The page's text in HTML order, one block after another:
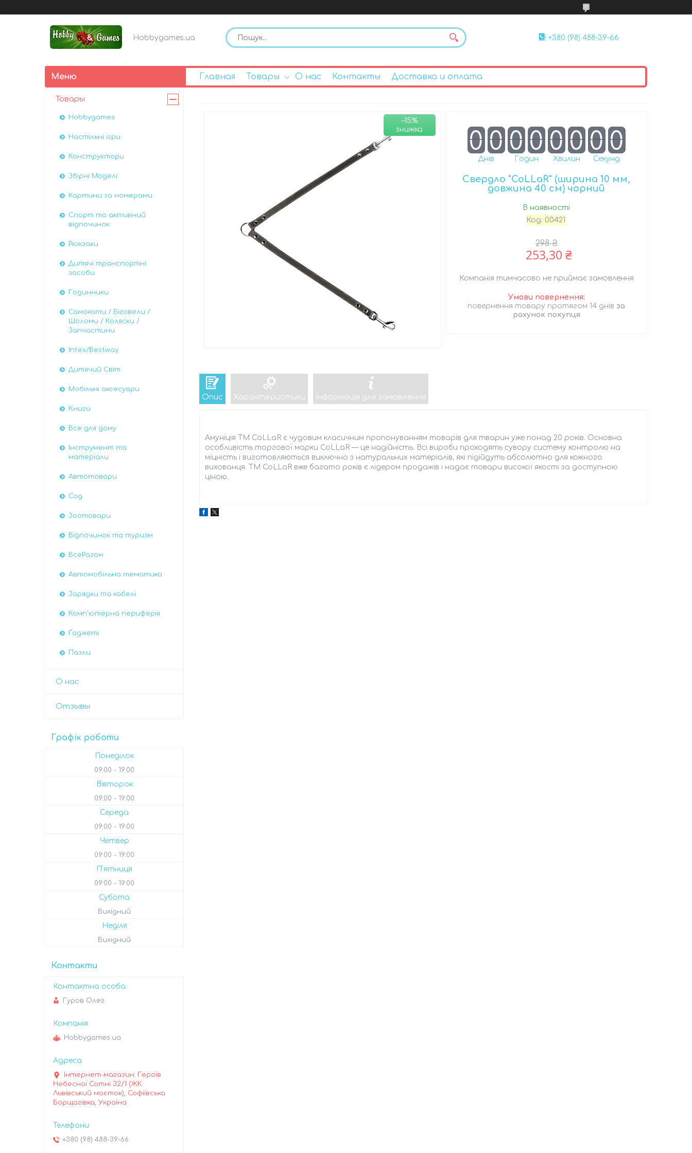
Hobbygames.ua +380 (98) 488-39-66
Главная Товары О нас Контакты Доставка и оплата
–15%
0 0
Днів
0 0
Годин
0 0
Хвилин
0 0
Секунд
Свердло "CoLLaR" (ширина 10 мм,
довжина 40 см) чорний
В наявності
Код: 00421
298 ₴
253,30 ₴
Компанія тимчасово не приймає замовлення
повернення товару протягом 14 днів за
рахунок покупця
Опис Характеристики Інформація для замовлення
Амуніція ТМ CoLLaR є чудовим класичним пропонуванням товарів для тварин уже понад 20 років. Основна
особливість торгової марки CoLLaR — це надійність. Всі вироби проходять сувору систему контролю на
міцність і виготовляються виключно з натуральних матеріалів, які підійдуть абсолютно для кожного
вихованця. ТМ CoLLaR вже багато років є лідером продажів і надає товари високої якості за доступною
ціною.
Товары
Hobbygames
Настільні ігри
Конструктори
Збірні Моделі
Картини за номерами
Спорт та активний
відпочинок
Рюкзаки
Дитячі транспортні
засоби
Годинники
Самокати / Біговели /
Шоломи / Коляски /
Запчастини
Intex/Bestway
Дитячий Світ
Мобільні аксесуари
Книги
Все для дому
Інструмент та
матеріали
Автотовари
Сад
Зоотовари
Відпочинок та туризм
ВсеРазом
Автомобiльна тематика
Зарядки та кабелі
Комп'ютерна периферія
Ґаджеті
Пазли
О нас
Отзывы
Графік роботи
Понеділок
09:00 19:00
Вівторок
09:00 19:00
Середа
09:00 19:00
Четвер
09:00 19:00
Пʼятниця
09:00 19:00
Субота
Вихідний
Неділя
Вихідний
Контакти
Гуров Олег
Hobbygames.ua
Інтернет-магазин: Героїв
Небесної Сотні 32/1 (ЖК
Львівський маєток), Софіївська
Борщагівка, Україна
+380 (98) 488-39-66